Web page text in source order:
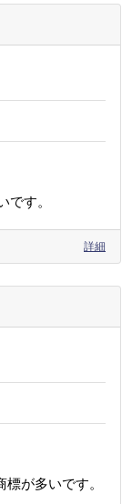
す。
詳細
が多いです。